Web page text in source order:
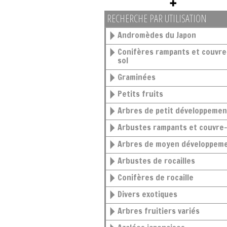
RECHERCHE PAR UTILISATION
Andromèdes du Japon
Conifères rampants et couvre-
sol
Graminées
Petits fruits
Arbres de petit
Arbustes rampants et
Arbres de moyen
Arbustes de rocailles
Conifères de rocaille
Divers exotiques
Arbres fruitiers variés